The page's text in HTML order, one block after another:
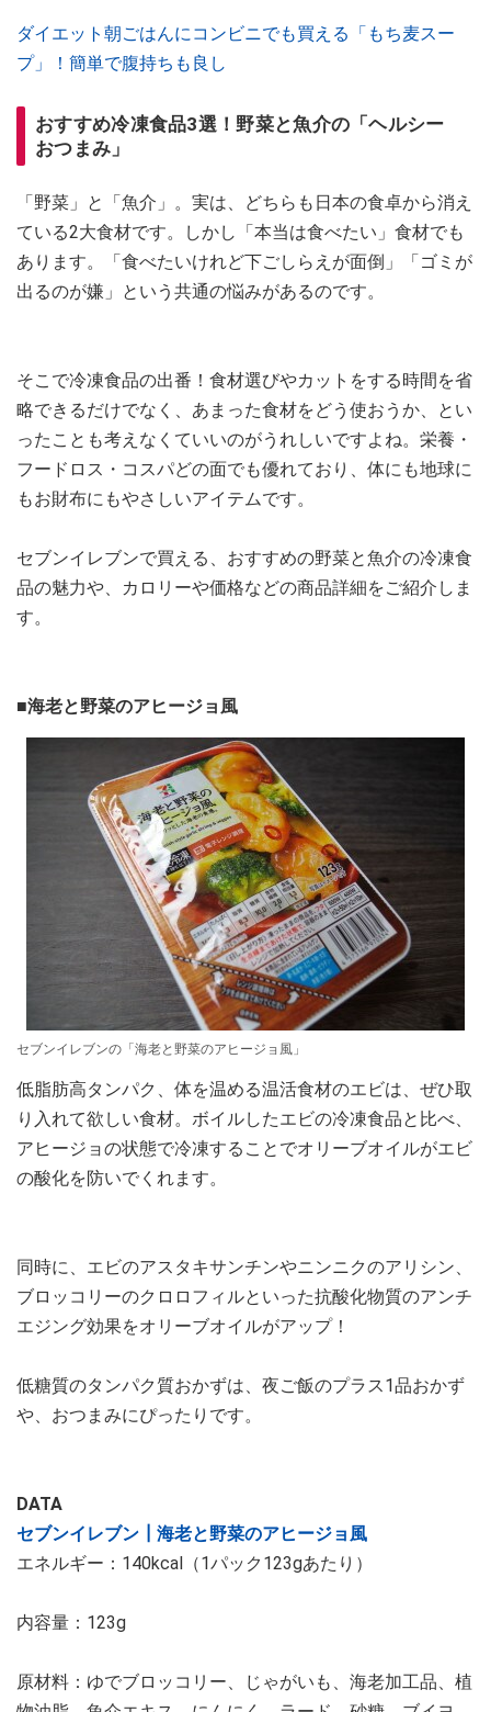
ダイエット朝ごはんにコンビニでも買える「もち麦スー
プ」！簡単で腹持ちも良し
おすすめ冷凍食品3選！野菜と魚介の「ヘルシー
おつまみ」
「野菜」と「魚介」。実は、どちらも日本の食卓から消え
ている2大食材です。しかし「本当は食べたい」食材でも
あります。「食べたいけれど下ごしらえが面倒」「ゴミが
出るのが嫌」という共通の悩みがあるのです。
そこで冷凍食品の出番！食材選びやカットをする時間を省
略できるだけでなく、あまった食材をどう使おうか、とい
ったことも考えなくていいのがうれしいですよね。栄養・
フードロス・コスパどの面でも優れており、体にも地球に
もお財布にもやさしいアイテムです。
セブンイレブンで買える、おすすめの野菜と魚介の冷凍食
品の魅力や、カロリーや価格などの商品詳細をご紹介しま
す。
■海老と野菜のアヒージョ風
セブンイレブンの「海老と野菜のアヒージョ風」
低脂肪高タンパク、体を温める温活食材のエビは、ぜひ取
り入れて欲しい食材。ボイルしたエビの冷凍食品と比べ、
アヒージョの状態で冷凍することでオリーブオイルがエビ
の酸化を防いでくれます。
同時に、エビのアスタキサンチンやニンニクのアリシン、
ブロッコリーのクロロフィルといった抗酸化物質のアンチ
エジング効果をオリーブオイルがアップ！
低糖質のタンパク質おかずは、夜ご飯のプラス1品おかず
や、おつまみにぴったりです。
DATA
セブンイレブン┃海老と野菜のアヒージョ風
エネルギー：140kcal（1パック123gあたり）
内容量：123g
原材料：ゆでブロッコリー、じゃがいも、海老加工品、植